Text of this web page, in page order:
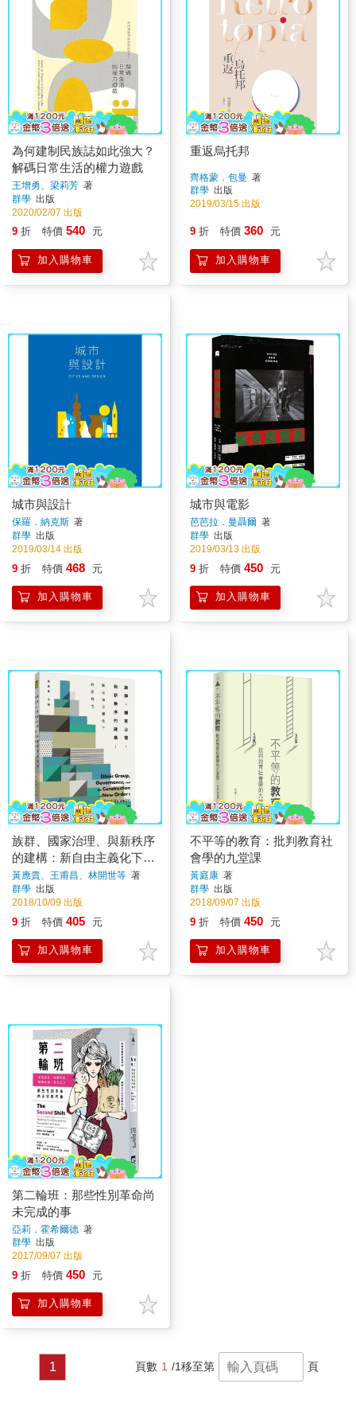
為何建制民族誌如此強大？
解碼日常生活的權力遊戲
王增勇、梁莉芳 著
群學 出版
2020/02/07 出版
9 折 特價 540 元
加入購物車
重返烏托邦
齊格蒙．包曼 著
群學 出版
2019/03/15 出版
9 折 特價 360 元
加入購物車
城市與設計
保羅．納克斯 著
群學 出版
2019/03/14 出版
9 折 特價 468 元
加入購物車
城市與電影
芭芭拉．曼聶爾 著
群學 出版
2019/03/13 出版
9 折 特價 450 元
加入購物車
族群、國家治理、與新秩序
的建構：新自由主義化下的
族群性
黃應貴、王甫昌、林開世等 著
群學 出版
2018/10/09 出版
9 折 特價 405 元
加入購物車
不平等的教育：批判教育社
會學的九堂課
黃庭康 著
群學 出版
2018/09/07 出版
9 折 特價 450 元
加入購物車
第二輪班：那些性別革命尚
未完成的事
亞莉．霍希爾德 著
群學 出版
2017/09/07 出版
9 折 特價 450 元
加入購物車
1 頁數 1 /1移至第 頁